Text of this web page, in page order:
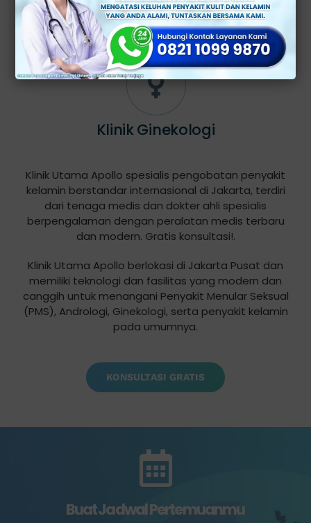
Klinik Andrologi
Klinik Ginekologi
Klinik Utama Apollo spesialis pengobatan penyakit
kelamin berstandar internasional di Jakarta, terdiri
dari tenaga medis dan dokter ahli spesialis
berpengalaman dengan peralatan medis terbaru
dan modern. Gratis konsultasi!.
Klinik Utama Apollo berlokasi di Jakarta Pusat dan
memiliki teknologi dan fasilitas yang modern dan
canggih untuk menangani Penyakit Menular Seksual
(PMS), Andrologi, Ginekologi, serta penyakit kelamin
pada umumnya.
KONSULTASI GRATIS
Buat Jadwal Pertemuanmu